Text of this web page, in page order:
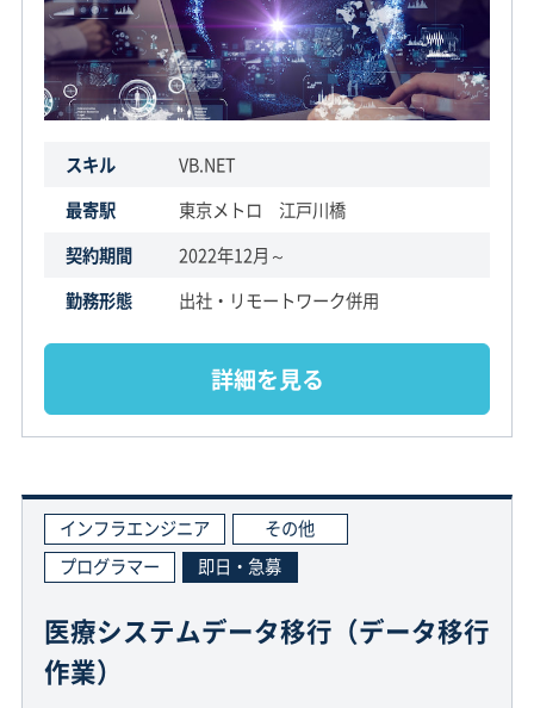
スキル
VB.NET
最寄駅
東京メトロ 江戸川橋
契約期間
2022年12月～
勤務形態
出社・リモートワーク併用
詳細を見る
インフラエンジニア
その他
プログラマー
即日・急募
医療システムデータ移行（データ移行
作業）